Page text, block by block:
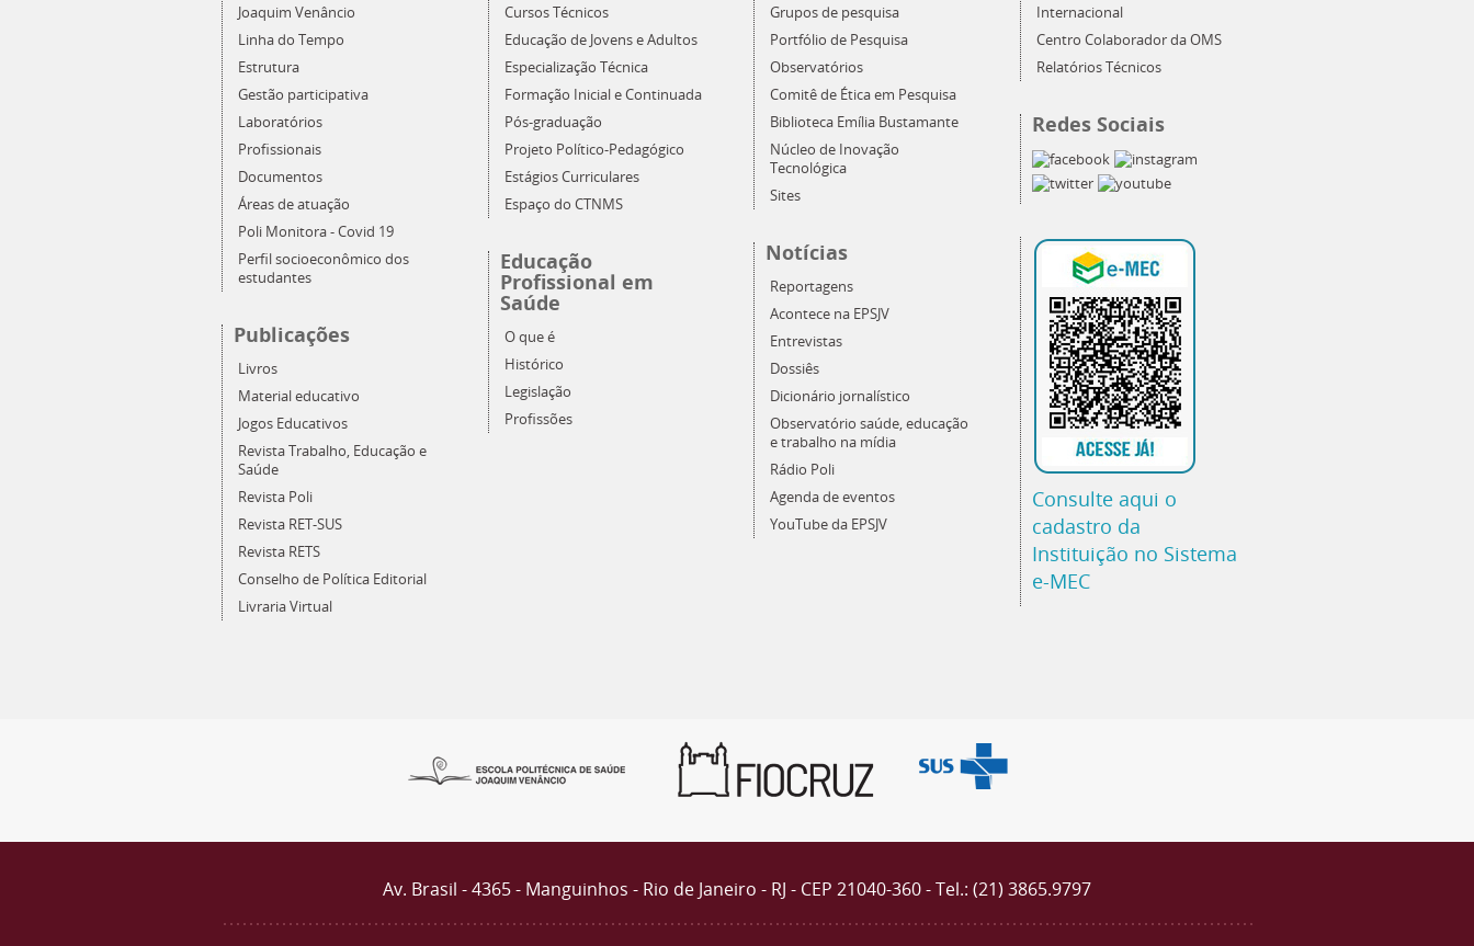
Joaquim Venâncio
Linha do Tempo
Estrutura
Gestão participativa
Laboratórios
Profissionais
Documentos
Áreas de atuação
Poli Monitora - Covid 19
Perfil socioeconômico dos
estudantes
Publicações
Livros
Material educativo
Jogos Educativos
Revista Trabalho, Educação e
Saúde
Revista Poli
Revista RET-SUS
Revista RETS
Conselho de Política Editorial
Livraria Virtual
Cursos Técnicos
Educação de Jovens e Adultos
Especialização Técnica
Formação Inicial e Continuada
Pós-graduação
Projeto Político-Pedagógico
Estágios Curriculares
Espaço do CTNMS
Educação
Profissional em
Saúde
O que é
Histórico
Legislação
Profissões
Grupos de pesquisa
Portfólio de Pesquisa
Observatórios
Comitê de Ética em Pesquisa
Biblioteca Emília Bustamante
Núcleo de Inovação
Tecnológica
Sites
Notícias
Reportagens
Acontece na EPSJV
Entrevistas
Dossiês
Dicionário jornalístico
Observatório saúde, educação
e trabalho na mídia
Rádio Poli
Agenda de eventos
YouTube da EPSJV
Internacional
Centro Colaborador da OMS
Relatórios Técnicos
Redes Sociais
Consulte aqui o
cadastro da
Instituição no Sistema
e-MEC
Av. Brasil - 4365 - Manguinhos - Rio de Janeiro - RJ - CEP 21040-360 - Tel.: (21) 3865.9797